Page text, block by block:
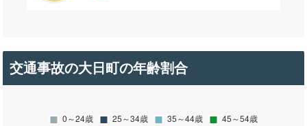
交通事故の大日町の年齢割合